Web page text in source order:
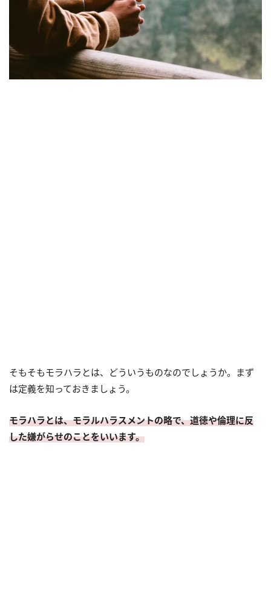
そもそもモラハラとは、どういうものなのでしょうか。まず
は定義を知っておきましょう。
モラハラとは、モラルハラスメントの略で、道徳や倫理に反
した嫌がらせのことをいいます。